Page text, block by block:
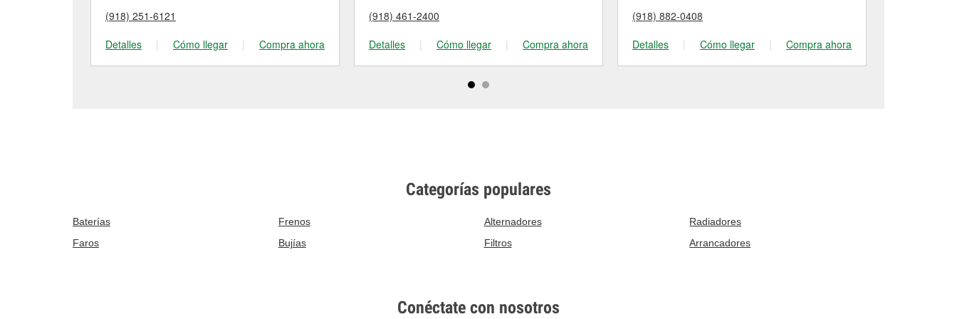
(918) 251-6121
Detalles
| Cómo llegar | Compra ahora
(918) 461-2400
Detalles
| Cómo llegar | Compra ahora
(918) 882-0408
Detalles
| Cómo llegar | Compra ahora
Categorías populares
Baterías Frenos Alternadores
Radiadores
Faros
Bujías Filtros Arrancadores
Conéctate con nosotros